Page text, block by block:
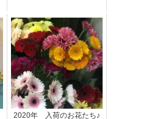
2020年 入荷のお花たち♪